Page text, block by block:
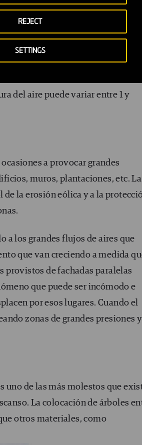
SETTINGS
REJECTen áreas urbanas muy
de temperatura, notablemente
áreas perimétricas o
del aire puede variar entre 1 y
a provocar grandes
muros, plantaciones, etc. La
la erosión eólica y a la
a los grandes flujos de aires que
que van creciendo a medida
provistos de fachadas paralelas
que puede ser incómodo e
por esos lugares. Cuando el
zonas de grandes presiones
uno de las más molestos que
La colocación de árboles
otros materiales, como